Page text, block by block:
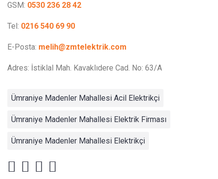
GSM: 0530 236 28 42
Tel: 0216 540 69 90
E-Posta: melih@zmtelektrik.com
Adres: İstiklal Mah. Kavaklıdere Cad. No: 63/A
Ümraniye Madenler Mahallesi Acil Elektrikçi
Ümraniye Madenler Mahallesi Elektrik Firması
Ümraniye Madenler Mahallesi Elektrikçi